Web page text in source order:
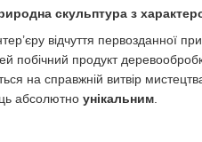
скульптура з
відчуття первозданної
побічний продукт
на справжній витвір
абсолютно унікальним.